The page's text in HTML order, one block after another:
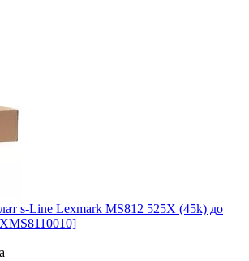
s-Line Lexmark MS812 525X (45k) до